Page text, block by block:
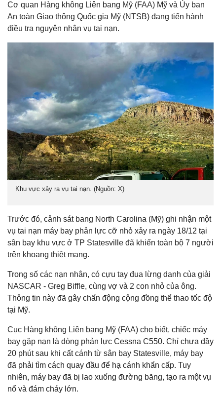
Cơ quan Hàng không Liên bang Mỹ (FAA) Mỹ và Ủy ban
An toàn Giao thông Quốc gia Mỹ (NTSB) đang tiến hành
điều tra nguyên nhân vụ tai nạn.
Khu vực xảy ra vụ tai nạn. (Nguồn: X)
Trước đó, cảnh sát bang North Carolina (Mỹ) ghi nhận một
vụ tai nạn máy bay phản lực cỡ nhỏ xảy ra ngày 18/12 tại
sân bay khu vực ở TP Statesville đã khiến toàn bộ 7 người
trên khoang thiệt mạng.
Trong số các nạn nhân, có cựu tay đua lừng danh của giải
NASCAR - Greg Biffle, cùng vợ và 2 con nhỏ của ông.
Thông tin này đã gây chấn động cộng đồng thể thao tốc độ
tại Mỹ.
Cục Hàng không Liên bang Mỹ (FAA) cho biết, chiếc máy
bay gặp nạn là dòng phản lực Cessna C550. Chỉ chưa đầy
20 phút sau khi cất cánh từ sân bay Statesville, máy bay
đã phải tìm cách quay đầu để hạ cánh khẩn cấp. Tuy
nhiên, máy bay đã bị lao xuống đường băng, tạo ra một vụ
nổ và đám cháy lớn.